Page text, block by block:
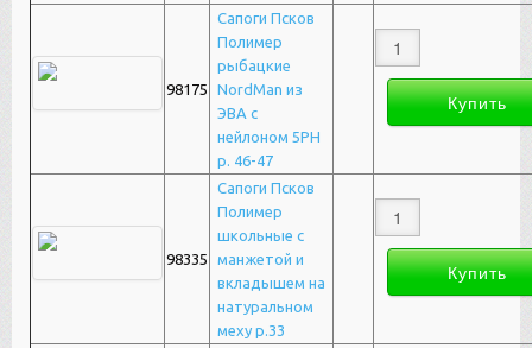
98175
Сапоги Псков
Полимер
рыбацкие
NordMan из
ЭВА с
нейлоном 5РН
р. 46-47
98335
Сапоги Псков
Полимер
школьные с
манжетой и
вкладышем на
натуральном
меху р.33